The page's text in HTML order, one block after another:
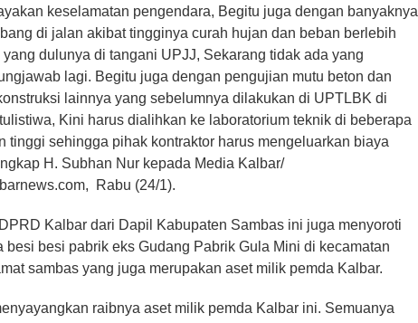
keselamatan pengendara, Begitu juga dengan banyaknya
di jalan akibat tingginya curah hujan dan beban berlebih
dulunya di tangani UPJJ, Sekarang tidak ada yang
lagi. Begitu juga dengan pengujian mutu beton dan
lainnya yang sebelumnya dilakukan di UPTLBK di
Kini harus dialihkan ke laboratorium teknik di beberapa
tinggi sehingga pihak kontraktor harus mengeluarkan biaya
H. Subhan Nur kepada Media Kalbar/
Rabu (24/1).
Kalbar dari Dapil Kabupaten Sambas ini juga menyoroti
besi besi pabrik eks Gudang Pabrik Gula Mini di kecamatan
sambas yang juga merupakan aset milik pemda Kalbar.
raibnya aset milik pemda Kalbar ini. Semuanya